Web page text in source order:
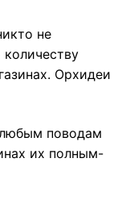
не
Орхидеи
поводам
их полным-